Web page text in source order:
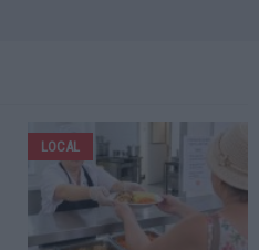
LOCAL